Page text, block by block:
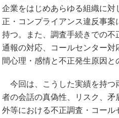
企業をはじめあらゆる組織に
正・コンプライアンス違反事
持つ。また、調査手続きでの
通報の対応、コールセンター
間心理・感情と不正発生原因
今回は、こうした実績を持つ
者の会話の真偽性、リスク、
外等における不正調査・コー